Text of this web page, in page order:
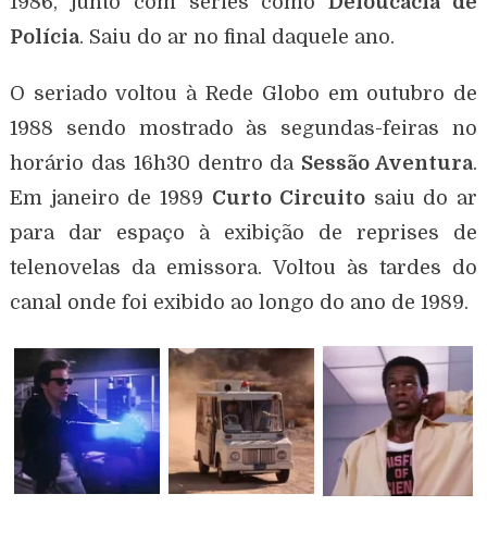
Polícia. Saiu do ar no final daquele ano.
O seriado voltou à Rede Globo em outubro de
1988 sendo mostrado às segundas-feiras no
horário das 16h30 dentro da Sessão Aventura.
Em janeiro de 1989 Curto Circuitosaiu do ar
para dar espaço à exibição de reprises de
telenovelas da emissora. Voltou às tardes do
canal onde foi exibido ao longo do ano de 1989.